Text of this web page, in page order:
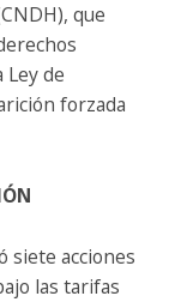
que
Ley de
forzada
siete acciones
las tarifas